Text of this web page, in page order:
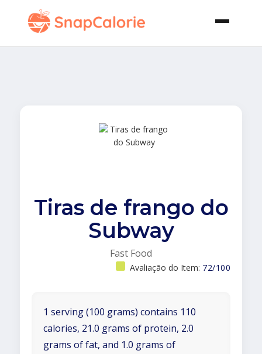
Tiras de frango do
Subway
Fast Food
Avaliação do Item: 72/100
1 serving (100 grams) contains 110
calories, 21.0 grams of protein, 2.0
grams of fat, and 1.0 grams of